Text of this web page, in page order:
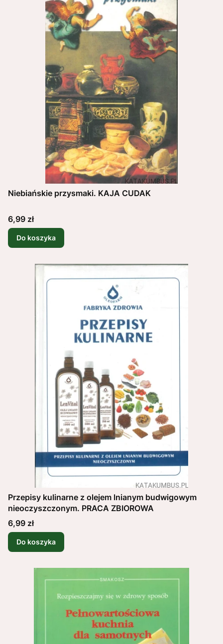
Niebiańskie przysmaki. KAJA CUDAK
Cena
6,99 zł
Do koszyka
Przepisy kulinarne z olejem lnianym budwigowym
nieoczyszczonym. PRACA ZBIOROWA
Cena
6,99 zł
Do koszyka